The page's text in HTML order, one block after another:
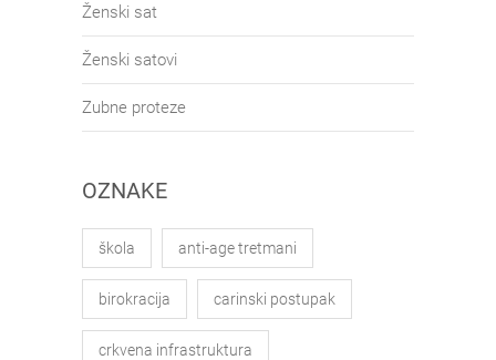
Ženski sat
Ženski satovi
Zubne proteze
OZNAKE
škola anti-age tretmani
birokracija carinski postupak
crkvena infrastruktura